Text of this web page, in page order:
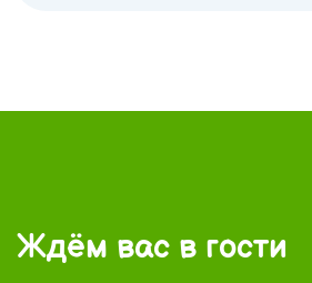
Ждём вас в гости